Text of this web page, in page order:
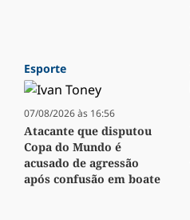
Esporte
07/08/2026 às 16:56
Atacante que disputou
Copa do Mundo é
acusado de agressão
após confusão em boate